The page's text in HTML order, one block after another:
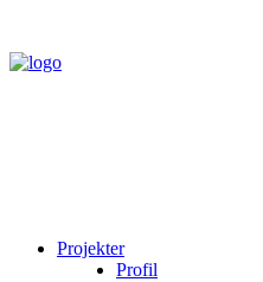
Projekter
Profil